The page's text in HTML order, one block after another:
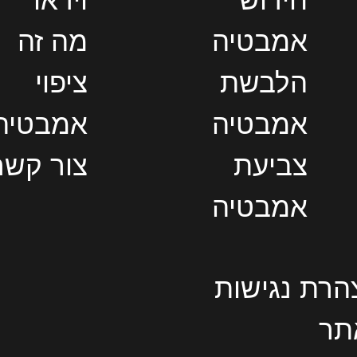
אמבטיה
הלבשת
אמבטיה
צביעת
אמבטיה
נגישות
מה זה
ציפוי
צור